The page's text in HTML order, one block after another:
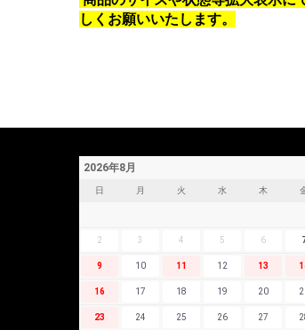
しくお願いいたします。
2026年8月
日 月 火 水 木
2 3 4 5 6
9 10 11 12 13
16 17 18 19 20
23 24 25 26 27